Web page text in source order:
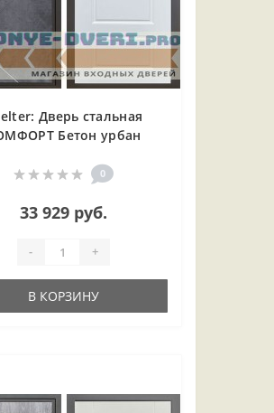
Дверь стальная
Бетон урбан
0
33 929 руб.
- +
В КОРЗИНУ